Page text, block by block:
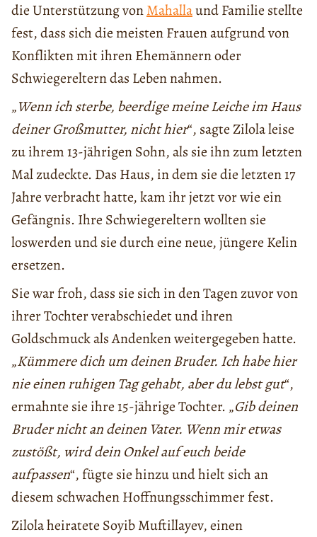
die Unterstützung vonMahallaund Familie stellte
fest, dass sich die meisten Frauen aufgrund von
Konflikten mit ihren Ehemännern oder
Schwiegereltern das Leben nahmen.
„Wenn ich sterbe, beerdige meine Leiche im Haus
deiner Großmutter, nicht hier“, sagte Zilola leise
zu ihrem 13-jährigen Sohn, als sie ihn zum letzten
Mal zudeckte. Das Haus, in dem sie die letzten 17
Jahre verbracht hatte, kam ihr jetzt vor wie ein
Gefängnis. Ihre Schwiegereltern wollten sie
loswerden und sie durch eine neue, jüngere Kelin
ersetzen.
Sie war froh, dass sie sich in den Tagen zuvor von
ihrer Tochter verabschiedet und ihren
Goldschmuck als Andenken weitergegeben hatte.
„Kümmere dich um deinen Bruder. Ich habe hier
nie einen ruhigen Tag gehabt, aber du lebst gut“,
ermahnte sie ihre 15-jährige Tochter. „Gib deinen
Bruder nicht an deinen Vater. Wenn mir etwas
zustößt, wird dein Onkel auf euch beide
aufpassen“, fügte sie hinzu und hielt sich an
diesem schwachen Hoffnungsschimmer fest.
Zilola heiratete Soyib Muftillayev, einen